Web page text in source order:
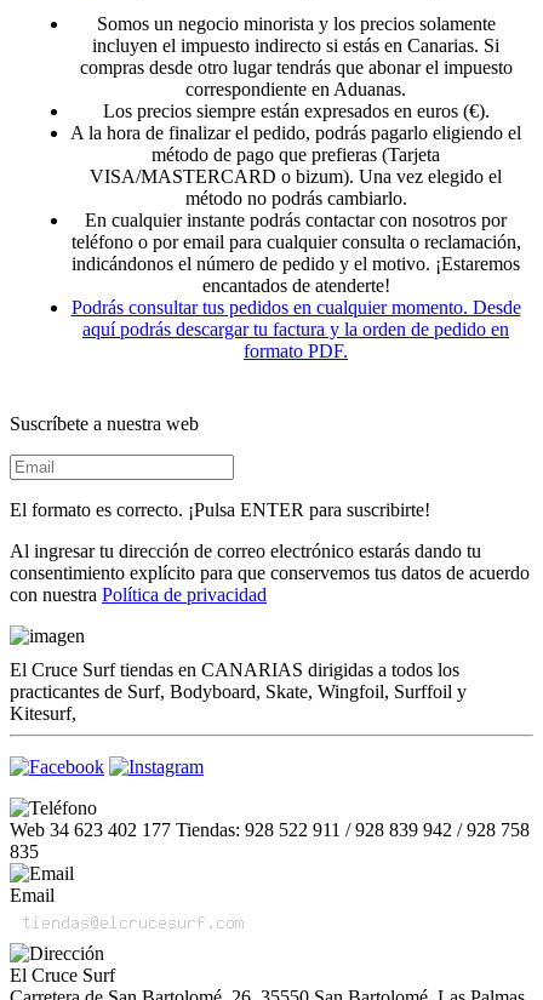
Somos un negocio minorista y los precios solamente
incluyen el impuesto indirecto si estás en Canarias. Si
compras desde otro lugar tendrás que abonar el impuesto
correspondiente en Aduanas.
Los precios siempre están expresados en euros (€).
A la hora de finalizar el pedido, podrás pagarlo eligiendo el
método de pago que prefieras (Tarjeta
VISA/MASTERCARD o bizum). Una vez elegido el
método no podrás cambiarlo.
En cualquier instante podrás contactar con nosotros por
teléfono o por email para cualquier consulta o reclamación,
indicándonos el número de pedido y el motivo. ¡Estaremos
encantados de atenderte!
Podrás consultar tus pedidos en cualquier momento. Desde
aquí podrás descargar tu factura y la orden de pedido en
formato PDF.
Suscríbete a nuestra web
El formato es correcto. ¡Pulsa ENTER para suscribirte!
Al ingresar tu dirección de correo electrónico estarás dando tu
consentimiento explícito para que conservemos tus datos de acuerdo
con nuestra Política de privacidad
El Cruce Surf tiendas en CANARIAS dirigidas a todos los
practicantes de Surf, Bodyboard, Skate, Wingfoil, Surffoil y
Kitesurf,
Web 34 623 402 177 Tiendas: 928 522 911 / 928 839 942 / 928 758
835
Email
El Cruce Surf